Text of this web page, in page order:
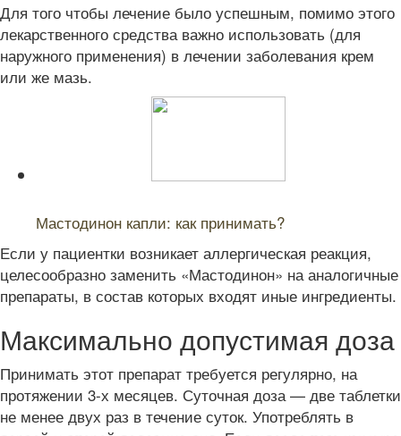
Для того чтобы лечение было успешным, помимо этого
лекарственного средства важно использовать (для
наружного применения) в лечении заболевания крем
или же мазь.
Мастодинон капли: как принимать?
Если у пациентки возникает аллергическая реакция,
целесообразно заменить «Мастодинон» на аналогичные
препараты, в состав которых входят иные ингредиенты.
Максимально допустимая доза
Принимать этот препарат требуется регулярно, на
протяжении 3-х месяцев. Суточная доза — две таблетки
не менее двух раз в течение суток. Употреблять в